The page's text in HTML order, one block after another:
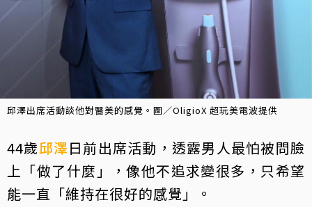
邱澤出席活動談他對醫美的感覺。圖／OligioX 超玩美電波提供
44歲邱澤日前出席活動，透露男人最怕被問臉
上「做了什麼」，像他不追求變很多，只希望
能一直「維持在很好的感覺」。